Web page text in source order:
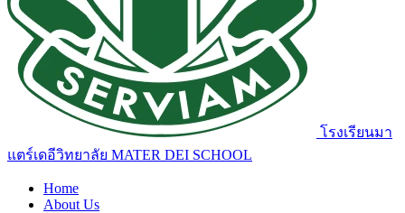
โรงเรียนมา
แตร์เดอีวิทยาลัย MATER DEI SCHOOL
Home
About Us